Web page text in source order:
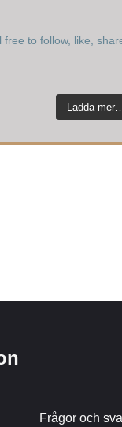
to follow, like,
Ladda mer…
Frågor och